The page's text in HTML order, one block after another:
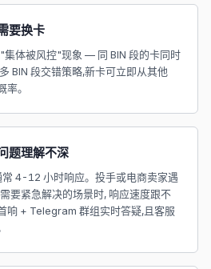
要换卡
集体被风控"现象 — 同 BIN 段的卡同时
BIN 段交错策略,新卡可立即从其他
。
题理解不深
4-12 小时响应。投手或电商卖家遇
要紧急解决的场景时, 响应速度跟不
响 + Telegram 群组实时答疑,且客服